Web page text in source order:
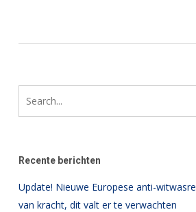
Recente berichten
Update! Nieuwe Europese anti-
van kracht, dit valt er te verwachten